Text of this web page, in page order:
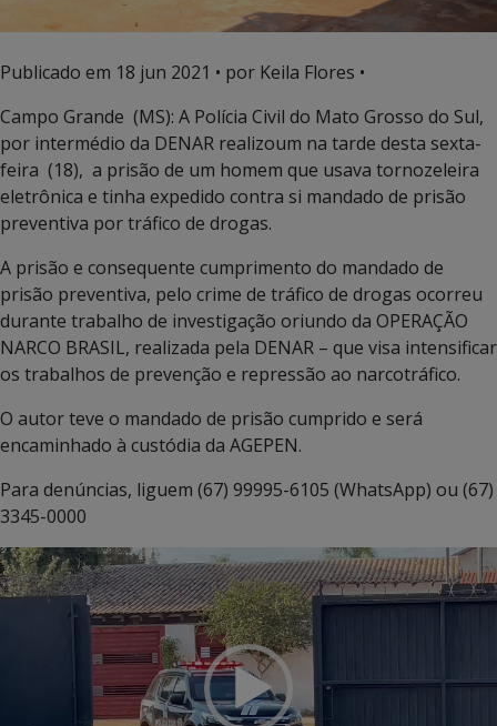
Publicado em 18 jun 2021 • por Keila Flores •
Campo Grande (MS): A Polícia Civil do Mato Grosso do Sul,
por intermédio da DENAR realizoum na tarde desta sexta-
feira (18), a prisão de um homem que usava tornozeleira
eletrônica e tinha expedido contra si mandado de prisão
preventiva por tráfico de drogas.
A prisão e consequente cumprimento do mandado de
prisão preventiva, pelo crime de tráfico de drogas ocorreu
durante trabalho de investigação oriundo da OPERAÇÃO
NARCO BRASIL, realizada pela DENAR – que visa intensificar
os trabalhos de prevenção e repressão ao narcotráfico.
O autor teve o mandado de prisão cumprido e será
encaminhado à custódia da AGEPEN.
Para denúncias, liguem (67) 99995-6105 (WhatsApp) ou (67)
3345-0000
Tocador
de